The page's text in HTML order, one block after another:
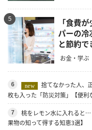
5
「食費
パーの冷
と節約で
お金・学ぶ
6 new
捨てなかった人、
枚も入った「防災対策」【便利
7
桃をレモン水に入れると
果物の知って得する知恵3選】